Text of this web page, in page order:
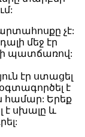
չէ:
մեջ էր
պատճառով:
էր ստացել
է
Երեք
է սխալը և